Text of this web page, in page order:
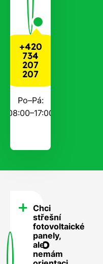
+420
734
207
207
Po–Pá:
08:00–17:00
FAQ
-
Často
se
Chci
střešní
fotovoltaické
panely,
ale
nemám